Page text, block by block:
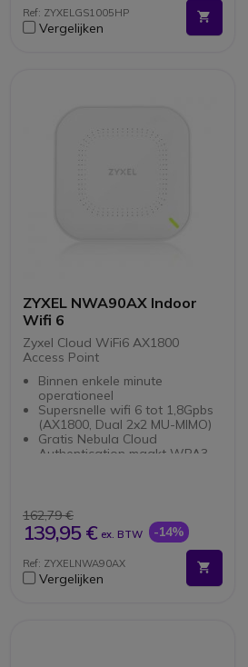
geruisloos ontwerp zonder
ventilator
Ref: ZYXELGS1005HP
Vergelijken
ZYXEL NWA90AX Indoor
Wifi 6
Zyxel Cloud WiFi6 AX1800
Access Point
Binnen enkele minute
operationeel
Supersnelle wifi 6 tot 1,8Gpbs
(AX1800, Dual 2x2 MU-MIMO)
Gratis Nebula Cloud
Authentication maakt WPA3-
Aangedreven door PoE + of
DC12V
U hoeft zich geen zorgen te
maken over een verloren IP-
adres of wachtwoord bij
beheer via Nebula Cloud
162,79 €
139,95 € ex. BTW -14%
Ref: ZYXELNWA90AX
Vergelijken